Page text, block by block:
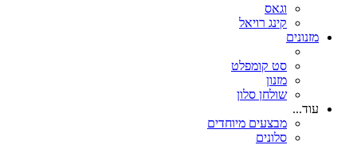
וגאס
קינג רויאל
מזנונים
סט קומפלט
מזנון
שולחן סלון
עוד...
מבצעים מיוחדים
סלונים